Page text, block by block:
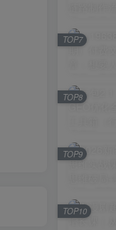
TOP7
TOP8
TOP9
TOP10